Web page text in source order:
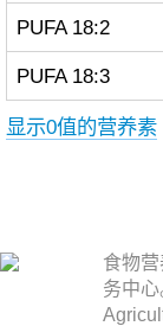
PUFA 18:2
PUFA 18:3
显示0值的营养素
食物
务中